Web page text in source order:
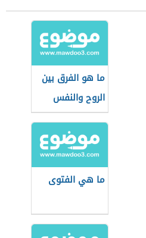
ما هو الفرق بين
الروح والنفس
ما هي الفتوى